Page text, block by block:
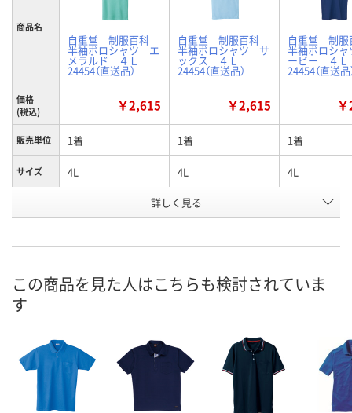
商品名
自重堂 制服百科
半袖ポロシャツ エ
メラルド ４Ｌ
24454（直送品）
自重堂 制服百科
半袖ポロシャツ サ
ックス ４Ｌ
24454（直送品）
自重堂 制
半袖ポロシ
ービー ４
24454（直送品
価格
(税込)
￥2,615 ￥2,615
販売単位 1着 1着 1着
サイズ 4L 4L 4L
サックス ネービー
号
お届け日
メーカー都合により
販売停止中です
メーカー都合により
販売停止中です
メーカー都
販売停止中
詳しく見る
この商品を見た人はこちらも検討されていま
す